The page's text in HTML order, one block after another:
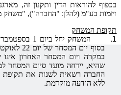
בכפוף להוראות הדין ותקנון זה,
ויזמות בע"מ (להלן: "החברה"), "משחק
תקופת המשחק
1.
המשחק יחל ביום
בסוף יום המסחרשל יום 22 לאוקטובר
במקרה ויום המסחרהאחרון אינו
שהיא, יידחה מועד סיום המסחר
החברה רשאית לשנות את
ללא הודעה מוקדמת.